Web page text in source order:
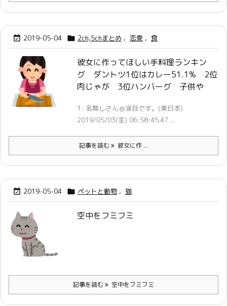
 2019-05-04  2ch,5chまとめ , 恋愛 , 食
彼女に作ってほしい手料理ランキン
グ ダントツ1位はカレー51.1% 2位
肉じゃが 3位ハンバーグ 子供や
1: 名無しさん＠涙目です。(東日本)
2019/05/03(金) 06:58:45.47 ...
記事を読む 彼女に作 ...
 2019-05-04  ペットと動物 , 猫
空中をフミフミ
記事を読む 空中をフミフミ